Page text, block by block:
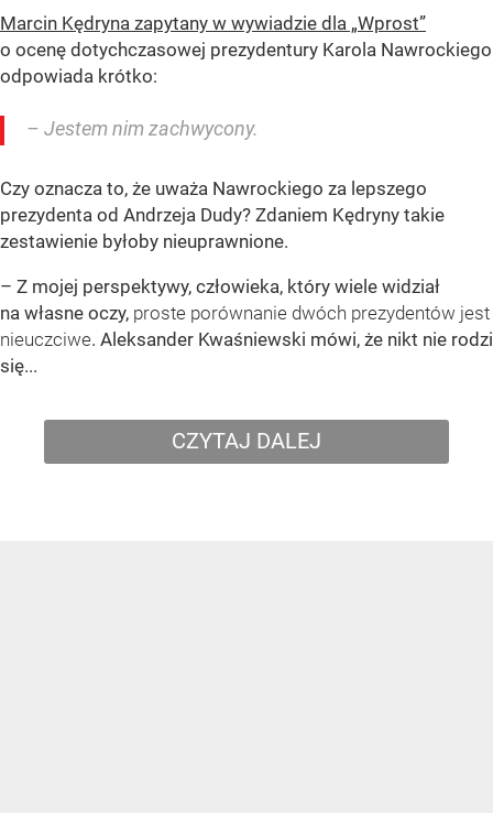
Marcin Kędryna zapytany w wywiadzie dla „Wprost”
o ocenę dotychczasowej prezydentury Karola Nawrockiego
odpowiada krótko:
– Jestem nim zachwycony.
Czy oznacza to, że uważa Nawrockiego za lepszego
prezydenta od Andrzeja Dudy? Zdaniem Kędryny takie
zestawienie byłoby nieuprawnione.
– Z mojej perspektywy, człowieka, który wiele widział
na własne oczy, proste porównanie dwóch prezydentów jest
nieuczciwe. Aleksander Kwaśniewski mówi, że nikt nie rodzi
się...
CZYTAJ DALEJ